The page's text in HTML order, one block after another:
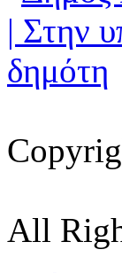
All